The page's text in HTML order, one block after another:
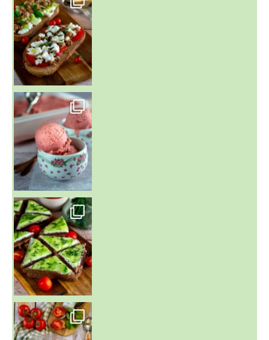
~ NICE CREAM À LA FRAISE ~
Presque un mois que
~ SALADE DE PÂTES AUX DEUX TOMATES THON ET BURRA